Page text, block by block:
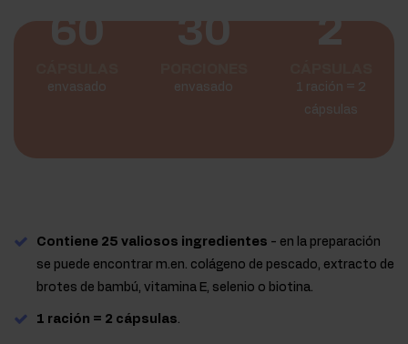
60
envasado
30
envasado
2
1 ración = 2
cápsulas
Contiene 25 valiosos ingredientes - en la preparación
se puede encontrar m.en. colágeno de pescado, extracto de
brotes de bambú, vitamina E, selenio o biotina.
1 ración = 2 cápsulas.